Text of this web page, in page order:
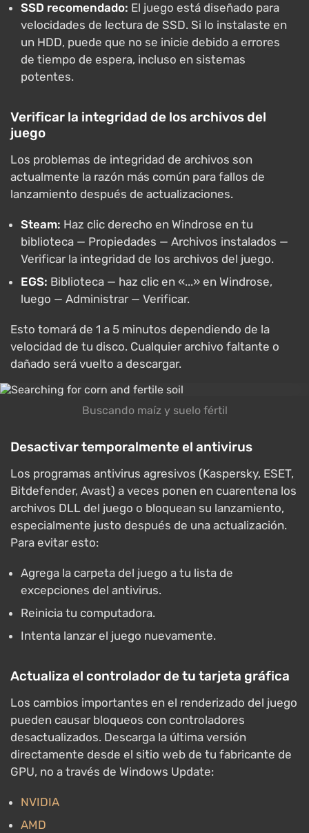
SSD recomendado: El juego está diseñado para
velocidades de lectura de SSD. Si lo instalaste en
un HDD, puede que no se inicie debido a errores
de tiempo de espera, incluso en sistemas
potentes.
Verificar la integridad de los archivos del
juego
Los problemas de integridad de archivos son
actualmente la razón más común para fallos de
lanzamiento después de actualizaciones.
Steam: Haz clic derecho en Windrose en tu
biblioteca — Propiedades — Archivos instalados —
Verificar la integridad de los archivos del juego.
EGS: Biblioteca — haz clic en «...» en Windrose,
luego — Administrar — Verificar.
Esto tomará de 1 a 5 minutos dependiendo de la
velocidad de tu disco. Cualquier archivo faltante o
dañado será vuelto a descargar.
Buscando maíz y suelo fértil
Desactivar temporalmente el antivirus
Los programas antivirus agresivos (Kaspersky, ESET,
Bitdefender, Avast) a veces ponen en cuarentena los
archivos DLL del juego o bloquean su lanzamiento,
especialmente justo después de una actualización.
Para evitar esto:
Agrega la carpeta del juego a tu lista de
excepciones del antivirus.
Reinicia tu computadora.
Intenta lanzar el juego nuevamente.
Actualiza el controlador de tu tarjeta gráfica
Los cambios importantes en el renderizado del juego
pueden causar bloqueos con controladores
desactualizados. Descarga la última versión
directamente desde el sitio web de tu fabricante de
GPU, no a través de Windows Update:
NVIDIA
AMD